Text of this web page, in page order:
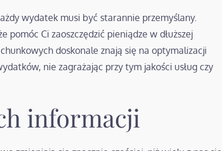
wydatek musi być starannie przemyślany.
Ci zaoszczędzić pieniądze w dłuższej
doskonale znają się na optymalizacji
nie zagrażając przy tym jakości usług czy
informacji